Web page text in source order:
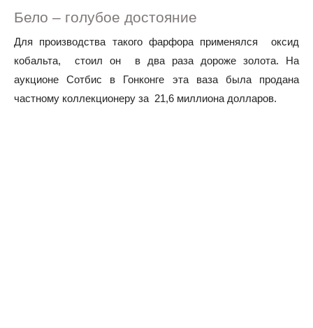
Бело – голубое достояние
Для производства такого фарфора применялся оксид
кобальта, стоил он в два раза дороже золота. На
аукционе Сотбис в Гонконге эта ваза была продана
частному коллекционеру за 21,6 миллиона долларов.